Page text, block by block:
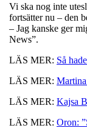
Vi ska nog inte
fortsätter nu – den
– Jag kanske ger
News”.
LÄS MER: Så
LÄS MER:
LÄS MER: Kajsa
LÄS MER: Oron: